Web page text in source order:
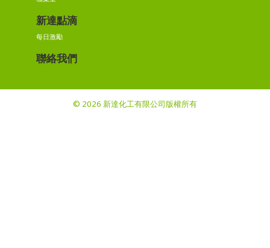
新達點滴
每日激勵
聯絡我們
© 2026 新達化工有限公司版權所有